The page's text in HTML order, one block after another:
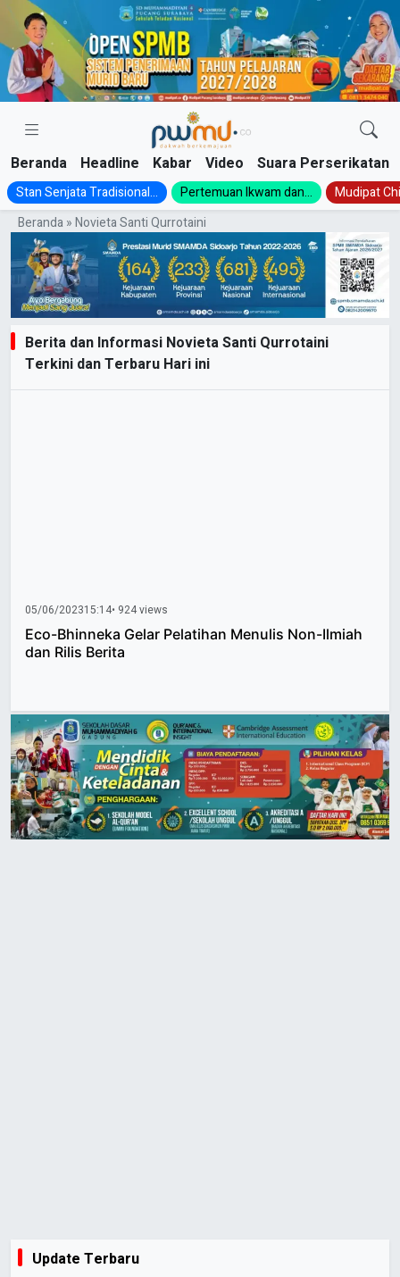
Skip
content
Beranda Headline Kabar Video Suara Perserikatan
Stan Senjata Tradisional... Pertemuan Ikwam dan...
Mudipat
Beranda»Novieta Santi Qurrotaini
Berita dan Informasi Novieta Santi Qurrotaini
Terkini dan Terbaru Hari ini
05/06/202315:14• 924 views
Eco-Bhinneka Gelar Pelatihan Menulis Non-Ilmiah
dan Rilis Berita
Update Terbaru